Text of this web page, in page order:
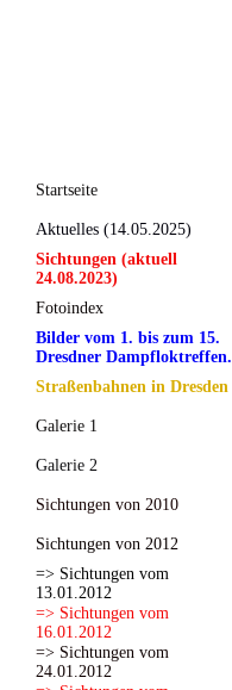
Startseite
Aktuelles (14.05.2025)
Sichtungen (aktuell
24.08.2023)
Fotoindex
Bilder vom 1. bis zum 15.
Dresdner Dampfloktreffen.
Straßenbahnen in Dresden
Galerie 1
Galerie 2
Sichtungen von 2010
Sichtungen von 2012
=> Sichtungen vom
13.01.2012
=> Sichtungen vom
16.01.2012
=> Sichtungen vom
24.01.2012